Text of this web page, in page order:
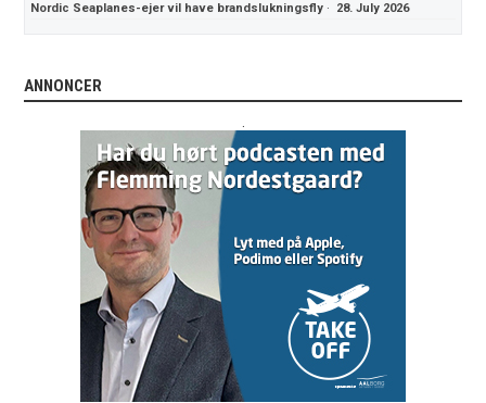
Nordic Seaplanes-ejer vil have brandslukningsfly · 28. July 2026
ANNONCER
.